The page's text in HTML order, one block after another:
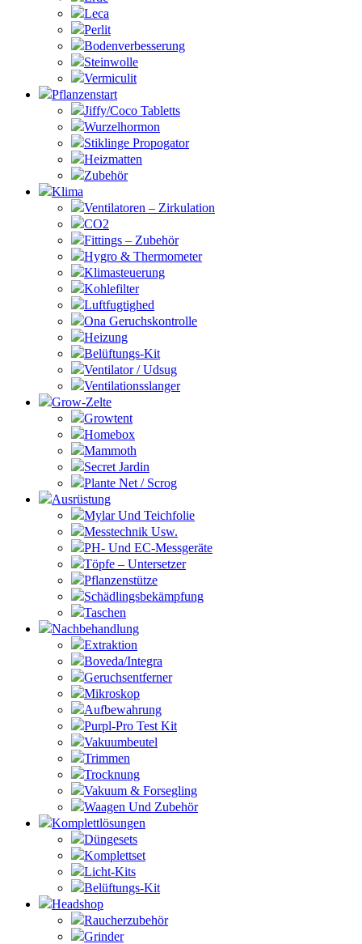
Leca
Perlit
Bodenverbesserung
Steinwolle
Vermiculit
Pflanzenstart
Jiffy/Coco Tabletts
Wurzelhormon
Stiklinge Propogator
Heizmatten
Zubehör
Klima
Ventilatoren – Zirkulation
CO2
Fittings – Zubehör
Hygro & Thermometer
Klimasteuerung
Kohlefilter
Luftfugtighed
Ona Geruchskontrolle
Heizung
Belüftungs-Kit
Ventilator / Udsug
Ventilationsslanger
Grow-Zelte
Growtent
Homebox
Mammoth
Secret Jardin
Plante Net / Scrog
Ausrüstung
Mylar Und Teichfolie
Messtechnik Usw.
PH- Und EC-Messgeräte
Töpfe – Untersetzer
Pflanzenstütze
Schädlingsbekämpfung
Taschen
Nachbehandlung
Extraktion
Boveda/Integra
Geruchsentferner
Mikroskop
Aufbewahrung
Purpl-Pro Test Kit
Vakuumbeutel
Trimmen
Trocknung
Vakuum & Forsegling
Waagen Und Zubehör
Komplettlösungen
Düngesets
Komplettset
Licht-Kits
Belüftungs-Kit
Headshop
Raucherzubehör
Grinder